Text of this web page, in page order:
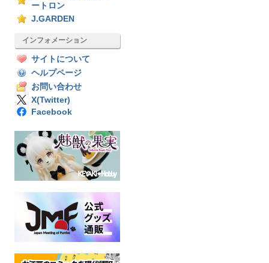
ートロン
J.GARDEN
インフォメーション
サイトについて
ヘルプページ
お問い合わせ
X(Twitter)
Facebook